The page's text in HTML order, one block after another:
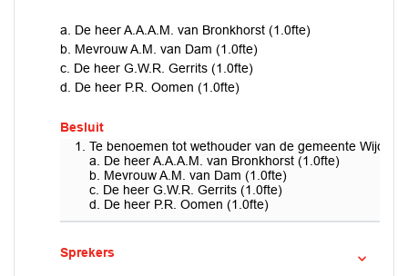
a. De heer A.A.A.M. van Bronkhorst (1.0fte)
b. Mevrouw A.M. van Dam (1.0fte)
c. De heer G.W.R. Gerrits (1.0fte)
d. De heer P.R. Oomen (1.0fte)
Besluit
Te benoemen tot wethouder van de gemeente
a. De heer A.A.A.M. van Bronkhorst (1.0fte)
b. Mevrouw A.M. van Dam (1.0fte)
c. De heer G.W.R. Gerrits (1.0fte)
d. De heer P.R. Oomen (1.0fte)
Sprekers